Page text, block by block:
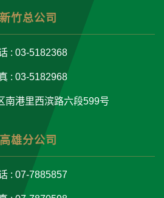
新竹总公司
: 03-5182368
: 03-5182968
南港里西滨路六段599号
高雄分公司
: 07-7885857